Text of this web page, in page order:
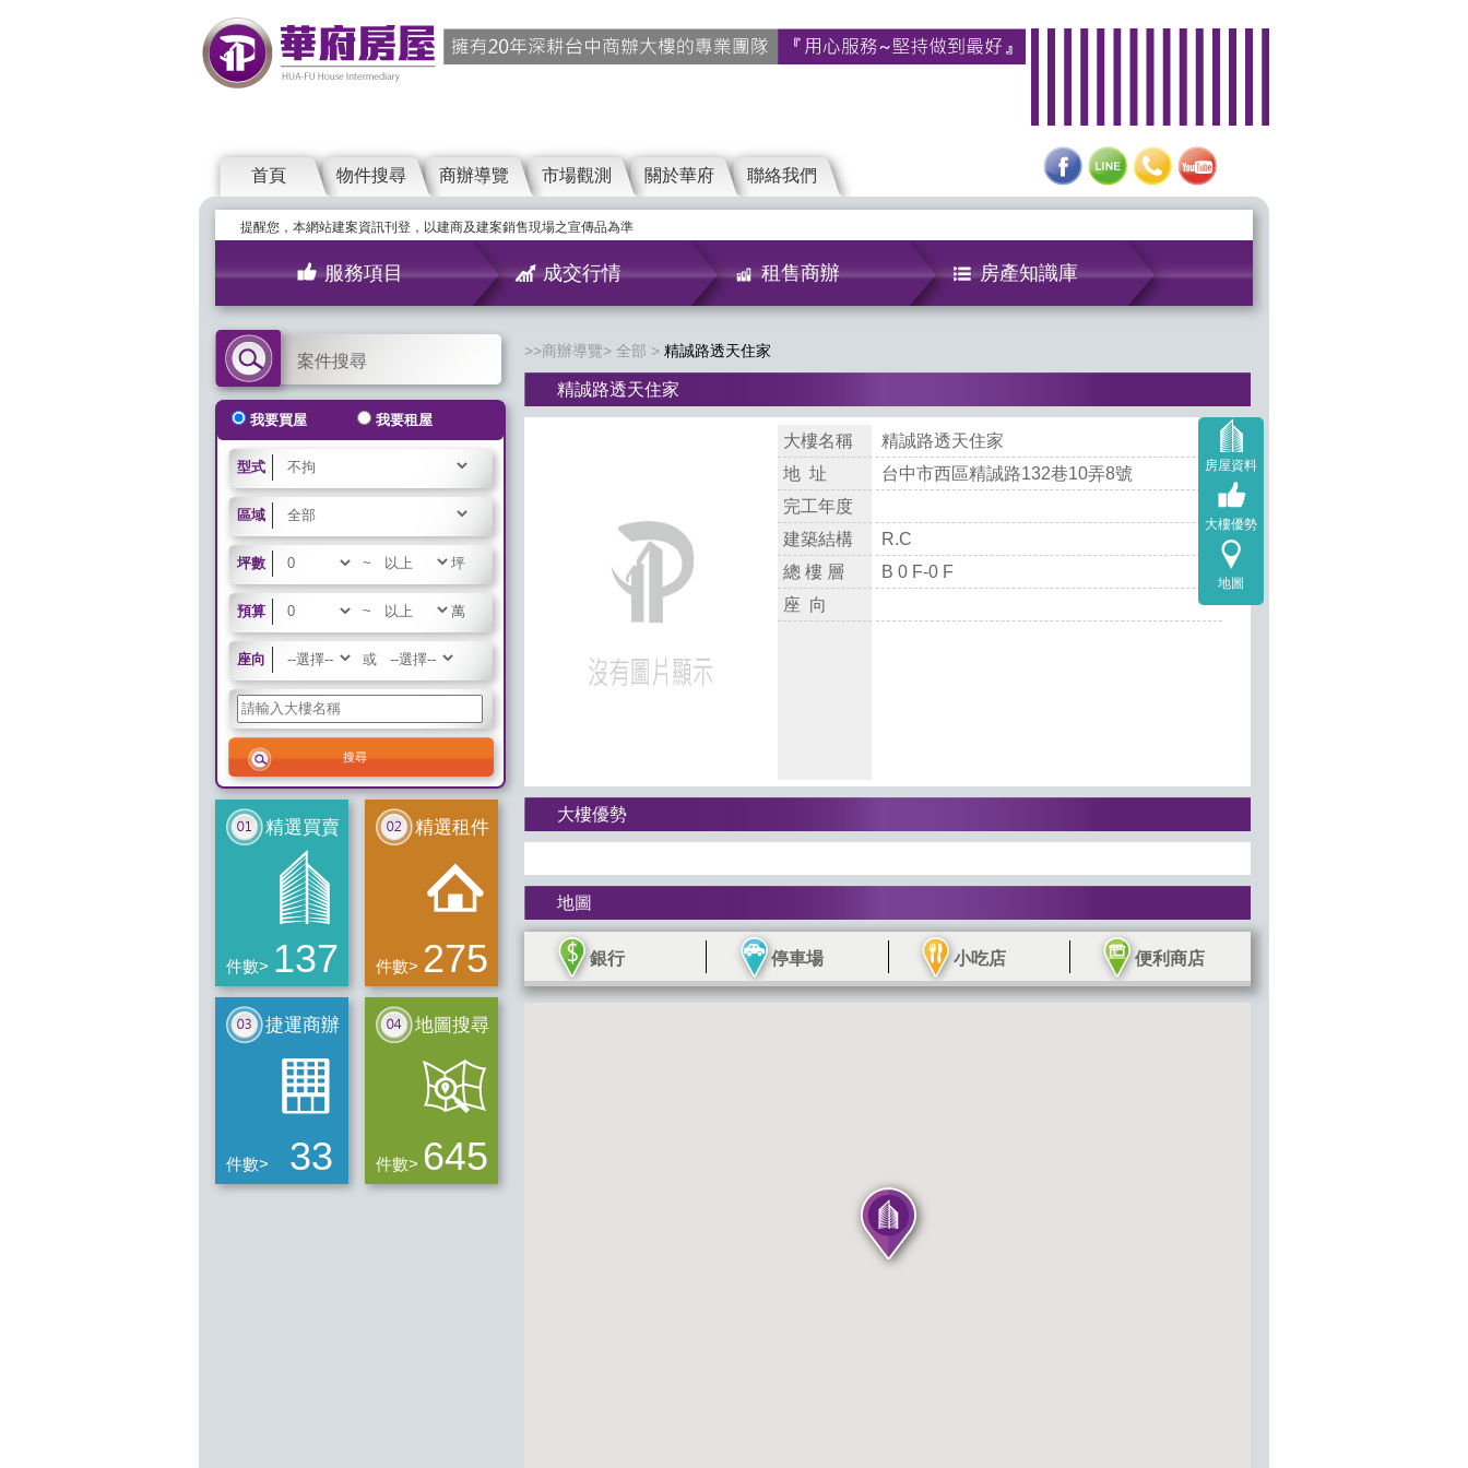
首頁 物件搜尋 商辦導覽 市場觀測 關於華府 聯絡我們
提醒您，本網站建案資訊刊登，以建商及建案銷售現場之宣傳品為準
服務項目 成交行情 租售商辦 房產知識庫
案件搜尋
我要買屋 我要租屋
型式
區域
坪數 ~ 坪
預算 ~ 萬
座向 或
精選買賣
件數> 137
精選租件
件數> 275
捷運商辦
件數> 33
地圖搜尋
件數> 645
房屋資料
大樓優勢
地圖
商辦導覽 全部 精誠路透天住家
精誠路透天住家
大樓名稱
地 址
完工年度
建築結構
總 樓 層
座 向
精誠路透天住家
台中市西區精誠路132巷10弄8號
R.C
B 0 F-0 F
大樓優勢
地圖
銀行 停車場 小吃店 便利商店